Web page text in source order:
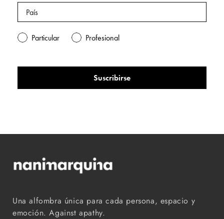
Particular Profesional
Suscribirse
Una alfombra única para cada persona, espacio y
emoción. Against apathy.